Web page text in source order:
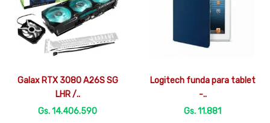
Vista rápida
Galax RTX 3080 A26S SG
LHR /..
Gs. 14.406.590
 Vista rápida
Logitech funda para tablet
-..
Gs. 11.881